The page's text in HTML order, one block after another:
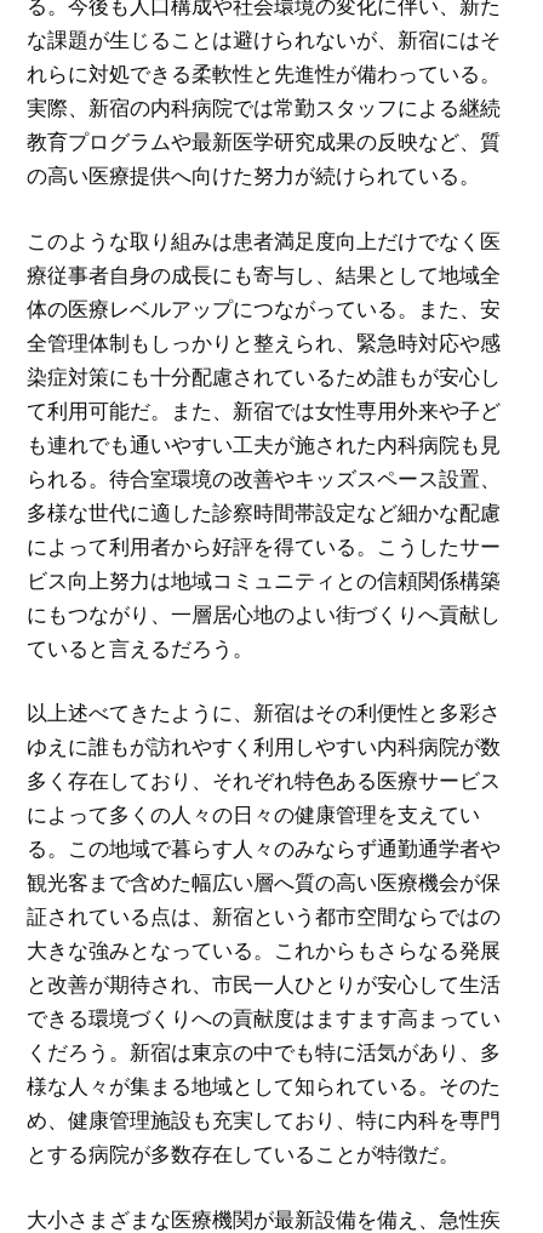
る。今後も人口構成や社会環境の変化に伴い、新た
な課題が生じることは避けられないが、新宿にはそ
れらに対処できる柔軟性と先進性が備わっている。
実際、新宿の内科病院では常勤スタッフによる継続
教育プログラムや最新医学研究成果の反映など、質
の高い医療提供へ向けた努力が続けられている。
このような取り組みは患者満足度向上だけでなく医
療従事者自身の成長にも寄与し、結果として地域全
体の医療レベルアップにつながっている。また、安
全管理体制もしっかりと整えられ、緊急時対応や感
染症対策にも十分配慮されているため誰もが安心し
て利用可能だ。また、新宿では女性専用外来や子ど
も連れでも通いやすい工夫が施された内科病院も見
られる。待合室環境の改善やキッズスペース設置、
多様な世代に適した診察時間帯設定など細かな配慮
によって利用者から好評を得ている。こうしたサー
ビス向上努力は地域コミュニティとの信頼関係構築
にもつながり、一層居心地のよい街づくりへ貢献し
ていると言えるだろう。
以上述べてきたように、新宿はその利便性と多彩さ
ゆえに誰もが訪れやすく利用しやすい内科病院が数
多く存在しており、それぞれ特色ある医療サービス
によって多くの人々の日々の健康管理を支えてい
る。この地域で暮らす人々のみならず通勤通学者や
観光客まで含めた幅広い層へ質の高い医療機会が保
証されている点は、新宿という都市空間ならではの
大きな強みとなっている。これからもさらなる発展
と改善が期待され、市民一人ひとりが安心して生活
できる環境づくりへの貢献度はますます高まってい
くだろう。新宿は東京の中でも特に活気があり、多
様な人々が集まる地域として知られている。そのた
め、健康管理施設も充実しており、特に内科を専門
とする病院が多数存在していることが特徴だ。
大小さまざまな医療機関が最新設備を備え、急性疾